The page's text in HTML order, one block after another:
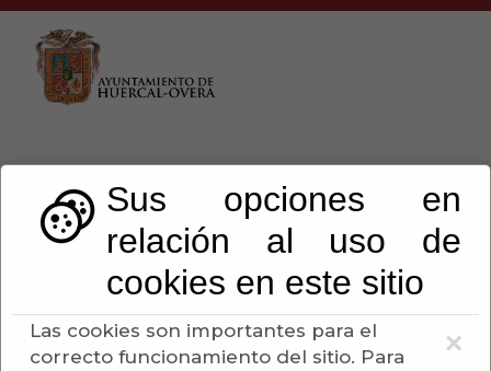
×
Sus opciones en
relación al uso de
cookies en este sitio
Las cookies son importantes para el
correcto funcionamiento del sitio. Para
Perfil del Contratante.
06-08-2026 15:11:33
Escuchar